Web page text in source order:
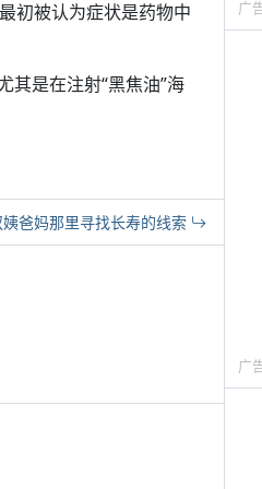
初被认为症状是药物中
其是在注射“黑焦油”海
爸妈那里寻找长寿的线索
广
广